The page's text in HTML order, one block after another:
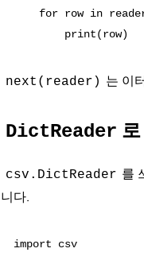
for row in
next(reader) 는 이
DictReader
csv.DictReader 를
니다.
import csv